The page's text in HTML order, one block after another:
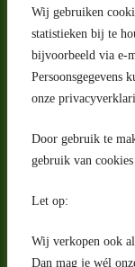
Wij gebruiken
statistieken bij te
bijvoorbeeld via e-
Persoonsgegevens
onze
Door gebruik te
gebruik van
Let op:
Wij verkopen ook
Dan mag je wél
Adres
Riga 4 E
2993 LW Barendrecht
Nederland
Contact
Facebook
Herroepingsrecht